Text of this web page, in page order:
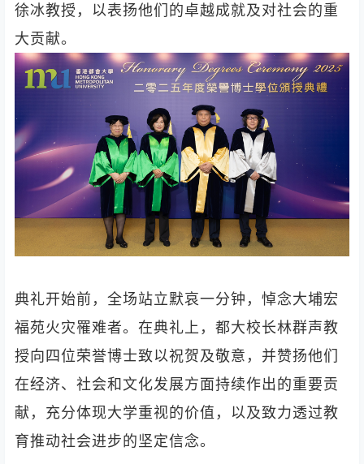
徐冰教授，以表扬他们的卓越成就及对社会的重
大贡献。
典礼开始前，全场站立默哀一分钟，悼念大埔宏
福苑火灾罹难者。在典礼上，都大校长林群声教
授向四位荣誉博士致以祝贺及敬意，并赞扬他们
在经济、社会和文化发展方面持续作出的重要贡
献，充分体现大学重视的价值，以及致力透过教
育推动社会进步的坚定信念。